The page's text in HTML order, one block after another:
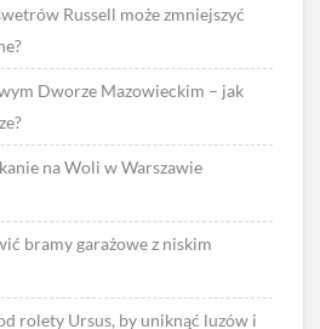
Russell może zmniejszyć
Dworze Mazowieckim – jak
na Woli w Warszawie
bramy garażowe z niskim
rolety Ursus, by uniknąć luzów i